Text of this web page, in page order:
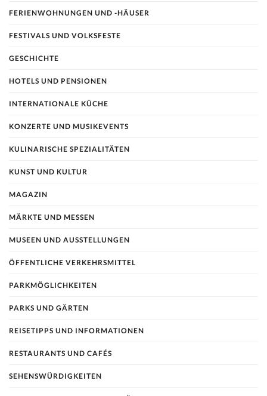
FERIENWOHNUNGEN UND -HÄUSER
FESTIVALS UND VOLKSFESTE
GESCHICHTE
HOTELS UND PENSIONEN
INTERNATIONALE KÜCHE
KONZERTE UND MUSIKEVENTS
KULINARISCHE SPEZIALITÄTEN
KUNST UND KULTUR
MAGAZIN
MÄRKTE UND MESSEN
MUSEEN UND AUSSTELLUNGEN
ÖFFENTLICHE VERKEHRSMITTEL
PARKMÖGLICHKEITEN
PARKS UND GÄRTEN
REISETIPPS UND INFORMATIONEN
RESTAURANTS UND CAFÉS
SEHENSWÜRDIGKEITEN